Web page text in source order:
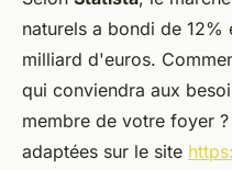
naturels a bondi de 12%
milliard d'euros.
qui conviendra aux
membre de votre foyer
adaptées sur le site